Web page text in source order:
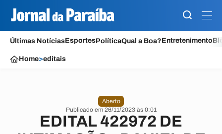
Últimas NotíciasEsportesPolíticaQual a Boa?Entretenimento
Home>editais
Aberto
Publicado em 26/11/2023 às 0:01
EDITAL 422972 DE